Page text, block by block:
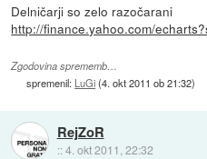
Delničarji so zelo razočarani
http://finance.yahoo.com/
Zgodovina sprememb…
spremenil: LuGi(4. okt 2011 ob 21:32)
RejZoR
::4. okt 2011, 22:32